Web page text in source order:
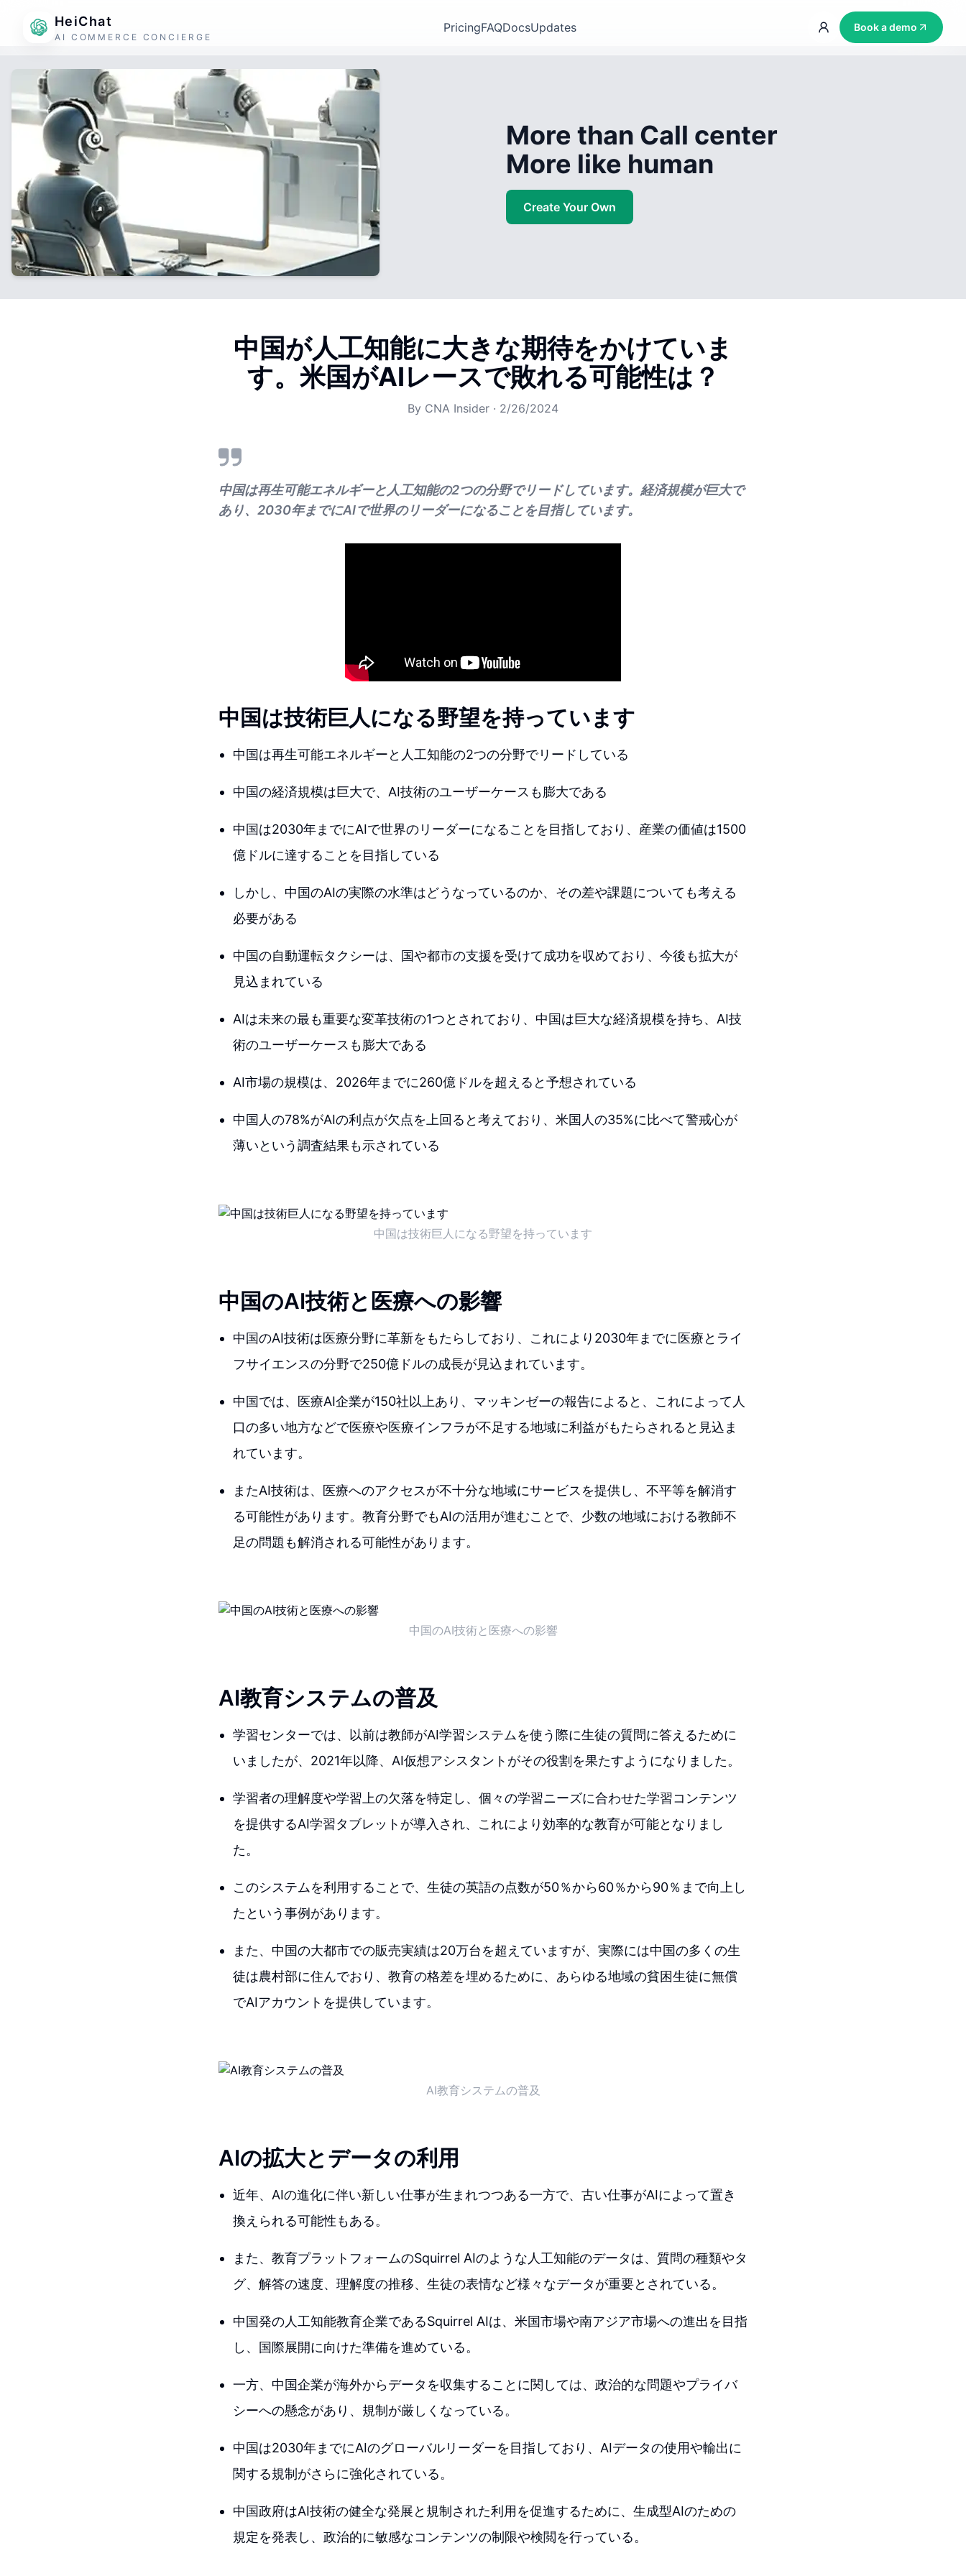
HeiChat
AI COMMERCE CONCIERGE
PricingFAQDocsUpdates Book a demo
More than Call center
More like human
Create Your Own
中国が人工知能に大きな期待をかけていま
す。米国がAIレースで敗れる可能性は？
By CNA Insider · 2/26/2024
中国は再生可能エネルギーと人工知能の2つの分野でリードしています。経済規模が巨大で
あり、2030年までにAIで世界のリーダーになることを目指しています。
中国は技術巨人になる野望を持っています
中国は再生可能エネルギーと人工知能の2つの分野でリードしている
中国の経済規模は巨大で、AI技術のユーザーケースも膨大である
中国は2030年までにAIで世界のリーダーになることを目指しており、産業の価値は1500
億ドルに達することを目指している
しかし、中国のAIの実際の水準はどうなっているのか、その差や課題についても考える
必要がある
中国の自動運転タクシーは、国や都市の支援を受けて成功を収めており、今後も拡大が
見込まれている
AIは未来の最も重要な変革技術の1つとされており、中国は巨大な経済規模を持ち、AI技
術のユーザーケースも膨大である
AI市場の規模は、2026年までに260億ドルを超えると予想されている
中国人の78%がAIの利点が欠点を上回ると考えており、米国人の35%に比べて警戒心が
薄いという調査結果も示されている
中国は技術巨人になる野望を持っています
中国のAI技術と医療への影響
中国のAI技術は医療分野に革新をもたらしており、これにより2030年までに医療とライ
フサイエンスの分野で250億ドルの成長が見込まれています。
中国では、医療AI企業が150社以上あり、マッキンゼーの報告によると、これによって人
口の多い地方などで医療や医療インフラが不足する地域に利益がもたらされると見込ま
れています。
またAI技術は、医療へのアクセスが不十分な地域にサービスを提供し、不平等を解消す
る可能性があります。教育分野でもAIの活用が進むことで、少数の地域における教師不
足の問題も解消される可能性があります。
中国のAI技術と医療への影響
AI教育システムの普及
学習センターでは、以前は教師がAI学習システムを使う際に生徒の質問に答えるために
いましたが、2021年以降、AI仮想アシスタントがその役割を果たすようになりました。
学習者の理解度や学習上の欠落を特定し、個々の学習ニーズに合わせた学習コンテンツ
を提供するAI学習タブレットが導入され、これにより効率的な教育が可能となりまし
た。
このシステムを利用することで、生徒の英語の点数が50％から60％から90％まで向上し
たという事例があります。
また、中国の大都市での販売実績は20万台を超えていますが、実際には中国の多くの生
徒は農村部に住んでおり、教育の格差を埋めるために、あらゆる地域の貧困生徒に無償
でAIアカウントを提供しています。
AI教育システムの普及
AIの拡大とデータの利用
近年、AIの進化に伴い新しい仕事が生まれつつある一方で、古い仕事がAIによって置き
換えられる可能性もある。
また、教育プラットフォームのSquirrel AIのような人工知能のデータは、質問の種類やタ
グ、解答の速度、理解度の推移、生徒の表情など様々なデータが重要とされている。
中国発の人工知能教育企業であるSquirrel AIは、米国市場や南アジア市場への進出を目指
し、国際展開に向けた準備を進めている。
一方、中国企業が海外からデータを収集することに関しては、政治的な問題やプライバ
シーへの懸念があり、規制が厳しくなっている。
中国は2030年までにAIのグローバルリーダーを目指しており、AIデータの使用や輸出に
関する規制がさらに強化されている。
中国政府はAI技術の健全な発展と規制された利用を促進するために、生成型AIのための
規定を発表し、政治的に敏感なコンテンツの制限や検閲を行っている。